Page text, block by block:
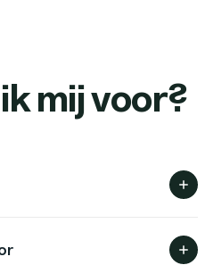
mij voor?